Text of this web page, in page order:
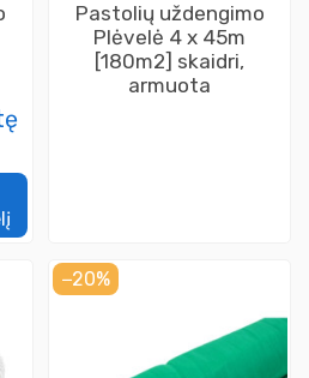
Pastolių uždengimo
Plėvelė 4 x 45m
[180m2] skaidri,
armuota
−20%